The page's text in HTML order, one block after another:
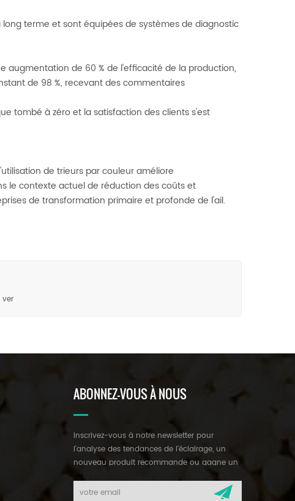
terme et sont équipées de systèmes de diagnostic
augmentation de 60 % de l'efficacité de la production,
de 98 %, recevant des commentaires
tombé à zéro et la satisfaction des clients s'est
de trieurs par couleur améliore
le contexte actuel de réduction des coûts et
de transformation primaire et profonde de l'ail.
ABONNEZ-VOUS À NOUS
inscrivez-vous à notre newsletter pour
l'analyse des tendances de l'éclairage, un
nouveau produit recommande ou gagne un
cadeau mystérieux.